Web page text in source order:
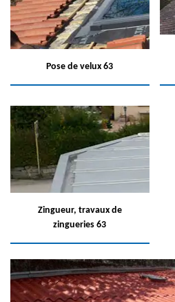
Pose de velux 63
Zingueur, travaux de
zingueries 63